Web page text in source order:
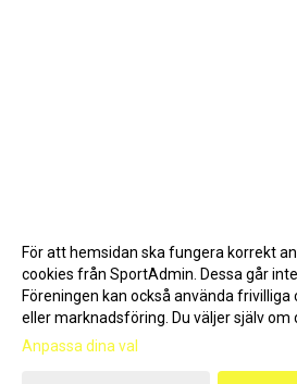
Gå till Webbversion
För att hemsidan ska fungera korrekt
cookies från SportAdmin. Dessa går
Föreningen kan också använda
eller marknadsföring. Du väljer själv om
Anpassa dina val